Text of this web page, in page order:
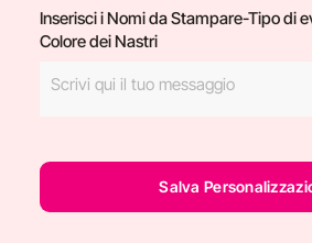
Inserisci i Nomi da Stampare-Tipo di
Colore dei Nastri
Salva